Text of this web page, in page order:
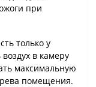
при
только у
в камеру
максимальную
помещения.